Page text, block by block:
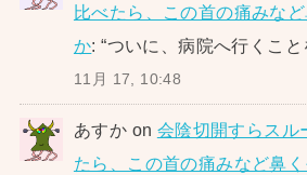
比べたら、この首の痛みな
か: “ついに、病院へ行くこ
11月 17, 10:48
あすか on 会陰切開すらスル
たら、この首の痛みなど鼻